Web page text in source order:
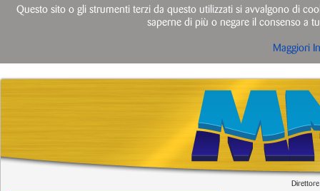
Questo sito o gli strumenti terzi da questo utilizzati si avvalgono di
saperne di più o negare il consenso a
Maggiori